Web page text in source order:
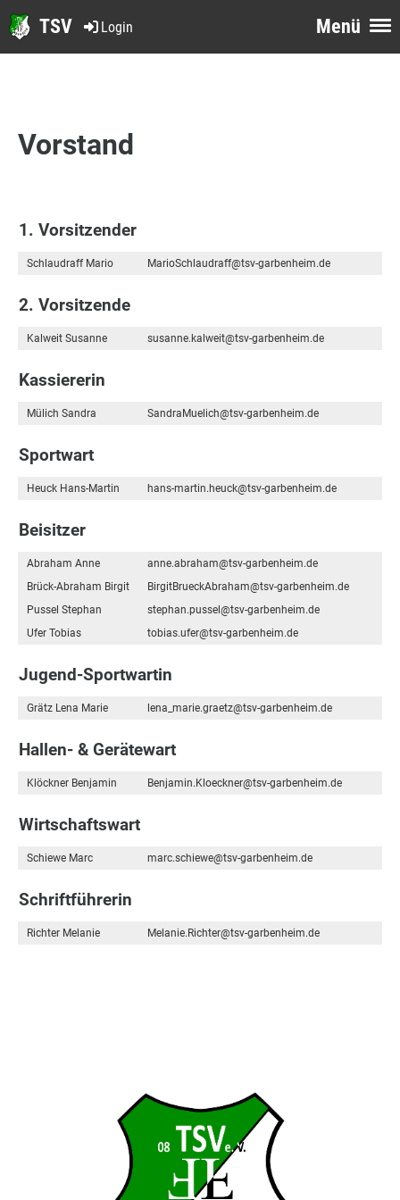
Menü
Login
TSV
Vorstand
1. Vorsitzender
Schlaudraff Mario MarioSchlaudraff@tsv-garbenheim.de
2. Vorsitzende
Kalweit Susanne susanne.kalweit@tsv-garbenheim.de
Kassiererin
Mülich Sandra SandraMuelich@tsv-garbenheim.de
Sportwart
Heuck Hans-Martin hans-martin.heuck@tsv-garbenheim.de
Beisitzer
Abraham Anne
anne.abraham@tsv-garbenheim.de
Brück-Abraham Birgit
BirgitBrueckAbraham@tsv-garbenheim.de
Pussel Stephan
stephan.pussel@tsv-garbenheim.de
Ufer Tobias
tobias.ufer@tsv-garbenheim.de
Jugend-Sportwartin
Grätz Lena Marie lena_marie.graetz@tsv-garbenheim.de
Hallen- & Gerätewart
Klöckner Benjamin Benjamin.Kloeckner@tsv-garbenheim.de
Wirtschaftswart
Schiewe Marc marc.schiewe@tsv-garbenheim.de
Schriftführerin
Richter Melanie Melanie.Richter@tsv-garbenheim.de